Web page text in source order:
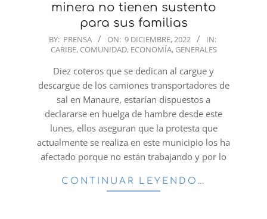
minera no tienen sustento
para sus familias
2022-
BY: PRENSA ON: 9 DICIEMBRE, 2022
IN:
CARIBE, COMUNIDAD, ECONOMÍA, GENERALES
Diez coteros que se dedican al cargue y
descargue de los camiones transportadores de
sal en Manaure, estarían dispuestos a
declararse en huelga de hambre desde este
lunes, ellos aseguran que la protesta que
actualmente se realiza en este municipio los ha
afectado porque no están trabajando y por lo
CONTINUAR LEYENDO…